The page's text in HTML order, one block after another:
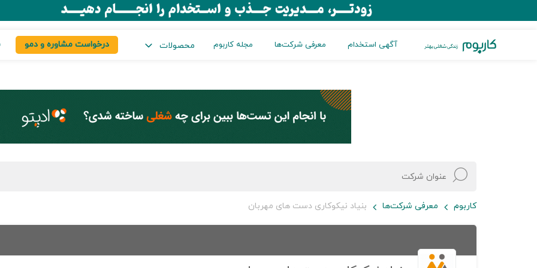
آگهی استخدام معرفی شرکت‌ها مجله کاربوم محصولات درخواست مشاوره و دمو
کاربوم معرفی شرکت‌ها بنیاد نیکوکاری دست های مهربان